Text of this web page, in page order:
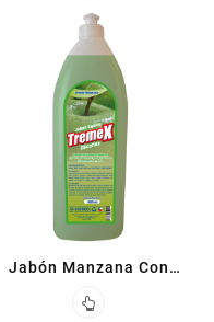
Jabón Manzana Con
Glicerina 1 L